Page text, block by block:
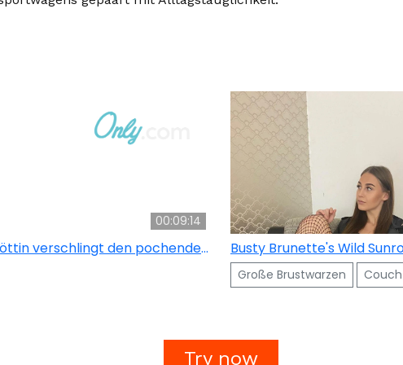
Cunnilingus Umgekehrtes
00:09:14
Latexgöttin verschlingt den pochenden Schwanz des gefesselten Sklaven
Große Brustwarzen Couch
Try now